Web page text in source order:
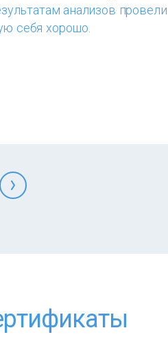
анализов провели
себя хорошо.